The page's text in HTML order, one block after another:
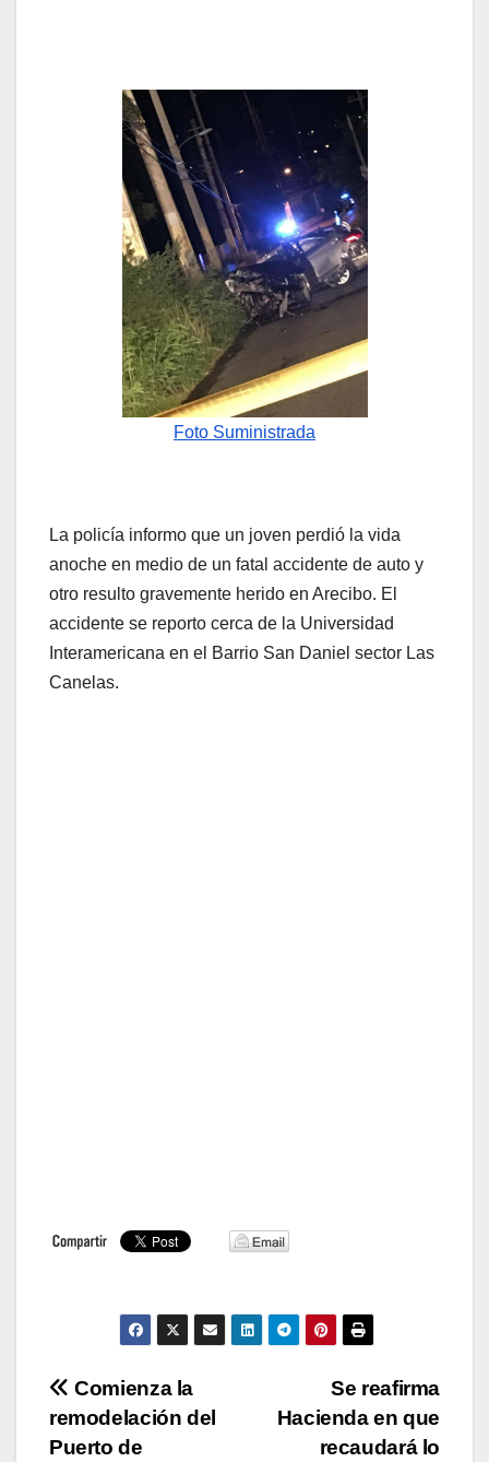
Foto Suministrada
La policía informo que un joven perdió la vida
anoche en medio de un fatal accidente de auto y
otro resulto gravemente herido en Arecibo. El
accidente se reporto cerca de la Universidad
Interamericana en el Barrio San Daniel sector Las
Canelas.
Navegación
de
Se reafirma
Hacienda en que
recaudará lo
Comienza la
remodelación del
Puerto de